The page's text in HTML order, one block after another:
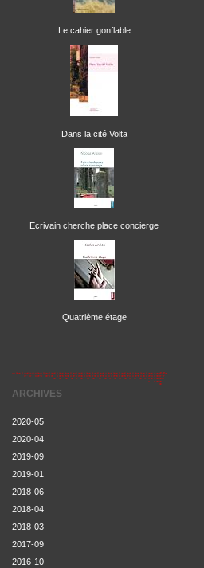
Le cahier gonflable
Dans la cité Volta
Ecrivain cherche place concierge
Quatrième étage
ARCHIVES
2020-05
2020-04
2019-09
2019-01
2018-06
2018-04
2018-03
2017-09
2016-10